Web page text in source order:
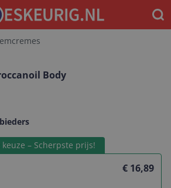
Body
– Scherpste prijs!
€ 16,89